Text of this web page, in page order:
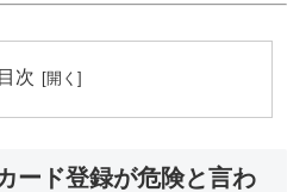
目次
ード登録が危険と言わ